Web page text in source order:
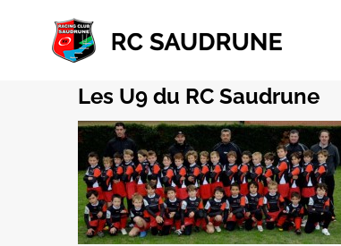
contenu
Les U9 du RC Saudrune